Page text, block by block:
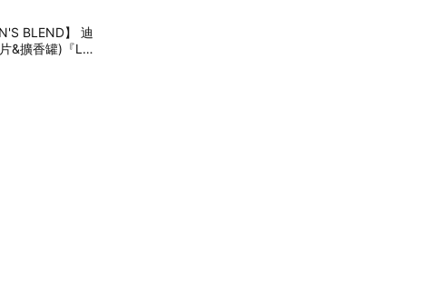
BLEND】 迪
&擴香罐)『LI